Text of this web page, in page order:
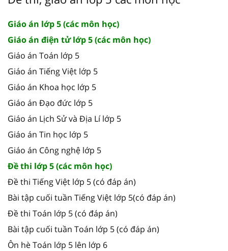
Giáo án lớp 5 (các môn học)
Giáo án điện tử lớp 5 (các môn học)
Giáo án Toán lớp 5
Giáo án Tiếng Việt lớp 5
Giáo án Khoa học lớp 5
Giáo án Đạo đức lớp 5
Giáo án Lịch Sử và Địa Lí lớp 5
Giáo án Tin học lớp 5
Giáo án Công nghệ lớp 5
Đề thi lớp 5 (các môn học)
Đề thi Tiếng Việt lớp 5 (có đáp án)
Bài tập cuối tuần Tiếng Việt lớp 5(có đáp án)
Đề thi Toán lớp 5 (có đáp án)
Bài tập cuối tuần Toán lớp 5 (có đáp án)
Ôn hè Toán lớp 5 lên lớp 6